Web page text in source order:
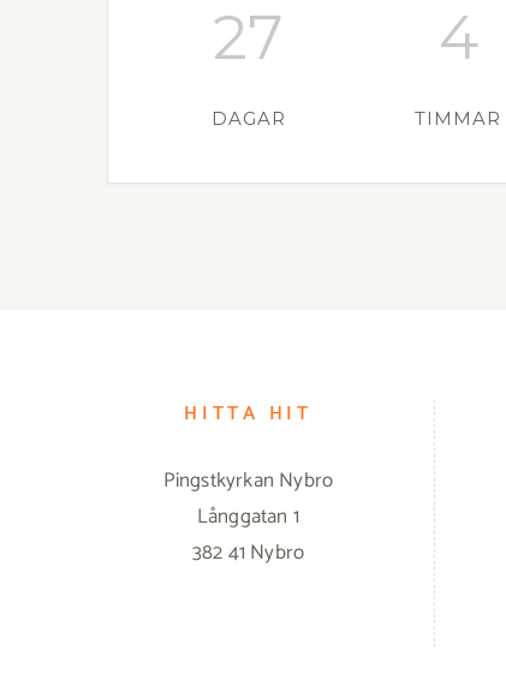
27
DAGAR
4
TIMMAR
HITTA HIT
Pingstkyrkan Nybro
Långgatan 1
382 41 Nybro